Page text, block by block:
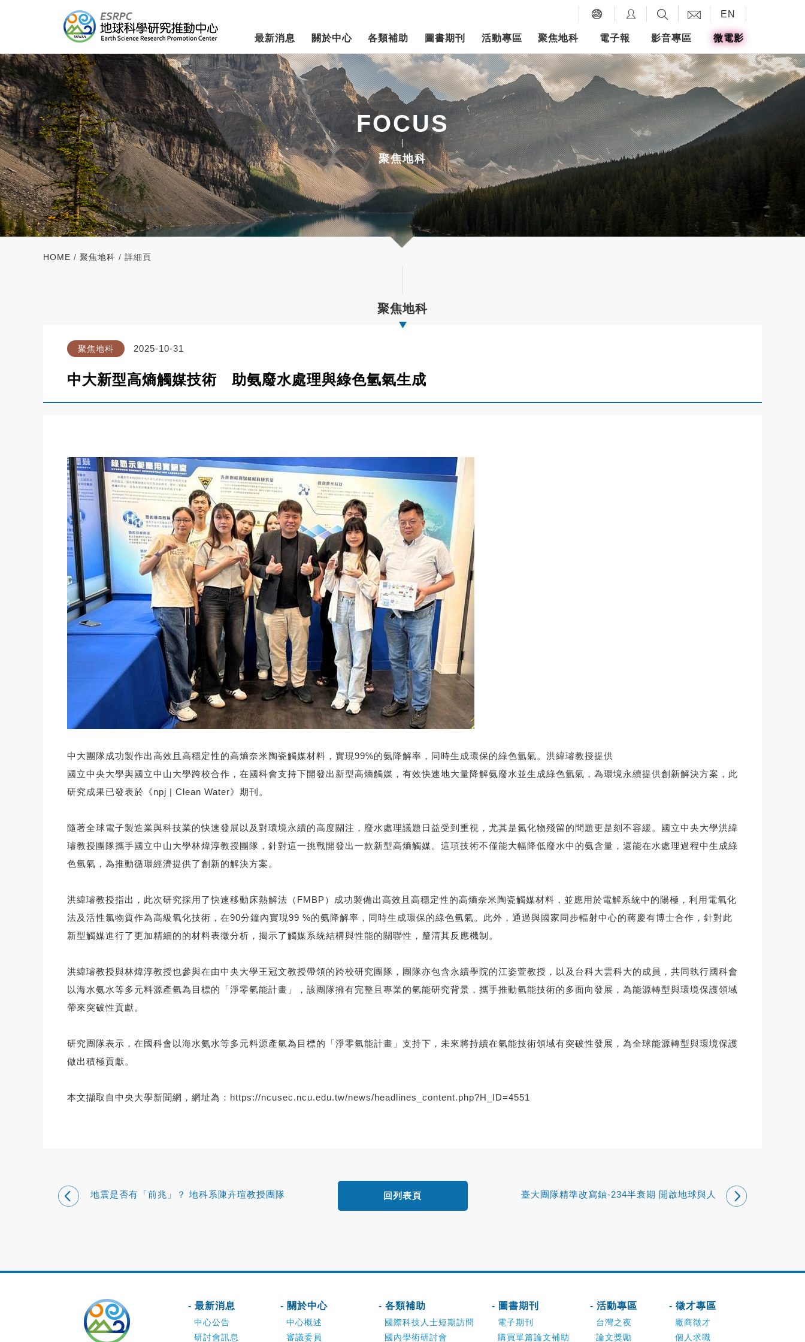
EN
最新消息 關於中心 各類補助 圖書期刊 活動專區 聚焦地科 電子報 影音專區 微電影
FOCUS
聚焦地科
HOME / 聚焦地科 / 詳細頁
聚焦地科
聚焦地科 2025-10-31
中大新型高熵觸媒技術 助氨廢水處理與綠色氫氣生成
中大團隊成功製作出高效且高穩定性的高熵奈米陶瓷觸媒材料，實現99%的氨降解率，同時生成環保的綠色氫氣。洪緯璿教授提供
國立中央大學與國立中山大學跨校合作，在國科會支持下開發出新型高熵觸媒，有效快速地大量降解氨廢水並生成綠色氫氣，為環境永續提供創新解決方案，此
研究成果已發表於《npj | Clean Water》期刊。
隨著全球電子製造業與科技業的快速發展以及對環境永續的高度關注，廢水處理議題日益受到重視，尤其是氮化物殘留的問題更是刻不容緩。國立中央大學洪緯
璿教授團隊攜手國立中山大學林煒淳教授團隊，針對這一挑戰開發出一款新型高熵觸媒。這項技術不僅能大幅降低廢水中的氨含量，還能在水處理過程中生成綠
色氫氣，為推動循環經濟提供了創新的解決方案。
洪緯璿教授指出，此次研究採用了快速移動床熱解法（FMBP）成功製備出高效且高穩定性的高熵奈米陶瓷觸媒材料，並應用於電解系統中的陽極，利用電氧化
法及活性氯物質作為高級氧化技術，在90分鐘內實現99 %的氨降解率，同時生成環保的綠色氫氣。此外，通過與國家同步輻射中心的蔣慶有博士合作，針對此
新型觸媒進行了更加精細的的材料表徵分析，揭示了觸媒系統結構與性能的關聯性，釐清其反應機制。
洪緯璿教授與林煒淳教授也參與在由中央大學王冠文教授帶領的跨校研究團隊，團隊亦包含永續學院的江姿萱教授，以及台科大雲科大的成員，共同執行國科會
以海水氨水等多元料源產氫為目標的「淨零氫能計畫」，該團隊擁有完整且專業的氫能研究背景，攜手推動氫能技術的多面向發展，為能源轉型與環境保護領域
帶來突破性貢獻。
研究團隊表示，在國科會以海水氨水等多元料源產氫為目標的「淨零氫能計畫」支持下，未來將持續在氫能技術領域有突破性發展，為全球能源轉型與環境保護
做出積極貢獻。
本文擷取自中央大學新聞網，網址為： https://ncusec.ncu.edu.tw/news/headlines_content.php?H_ID=4551
地震是否有「前兆」？ 地科系陳卉瑄教授團隊
臺大團隊精準改寫鈾-234半衰期 開啟地球與人
回列表頁
- 最新消息
中心公告
研討會訊息
- 關於中心
中心概述
審議委員
- 各類補助
國際科技人士短期訪問
國內學術研討會
- 圖書期刊
電子期刊
購買單篇論文補助
- 活動專區
台灣之夜
論文獎勵
- 徵才專區
廠商徵才
個人求職